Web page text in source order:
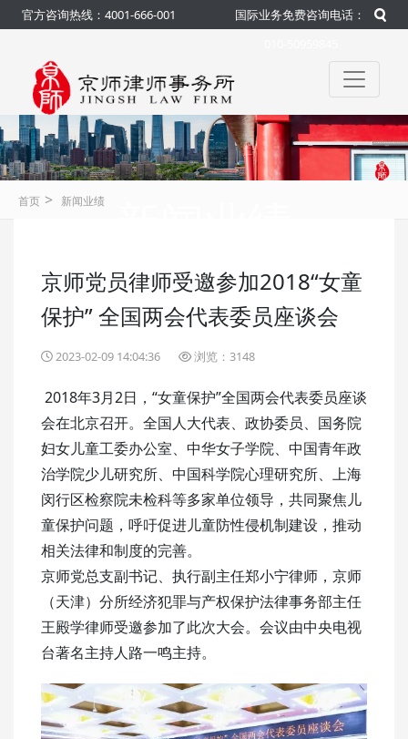
官方咨询热线：4001-666-001
国际业务免费咨询电话：
官方 咨询热线：4001-666-001
首页 > 新闻业绩
京师党员律师受邀参加2018“女童
保护” 全国两会代表委员座谈会
2023-02-09 14:04:36 浏览：3148
2018年3月2日，“女童保护”全国两会代表委员座谈
会在北京召开。全国人大代表、政协委员、国务院
妇女儿童工委办公室、中华女子学院、中国青年政
治学院少儿研究所、中国科学院心理研究所、上海
闵行区检察院未检科等多家单位领导，共同聚焦儿
童保护问题，呼吁促进儿童防性侵机制建设，推动
相关法律和制度的完善。
京师党总支副书记、执行副主任郑小宁律师，京师
（天津）分所经济犯罪与产权保护法律事务部主任
王殿学律师受邀参加了此次大会。会议由中央电视
台著名主持人路一鸣主持。